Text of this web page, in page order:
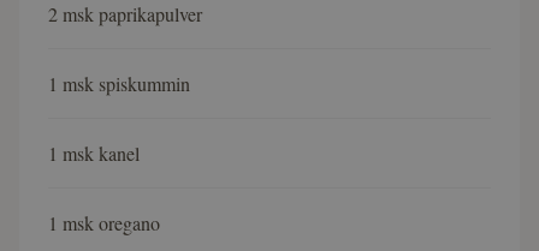
2 msk paprikapulver
1 msk spiskummin
1 msk kanel
1 msk oregano